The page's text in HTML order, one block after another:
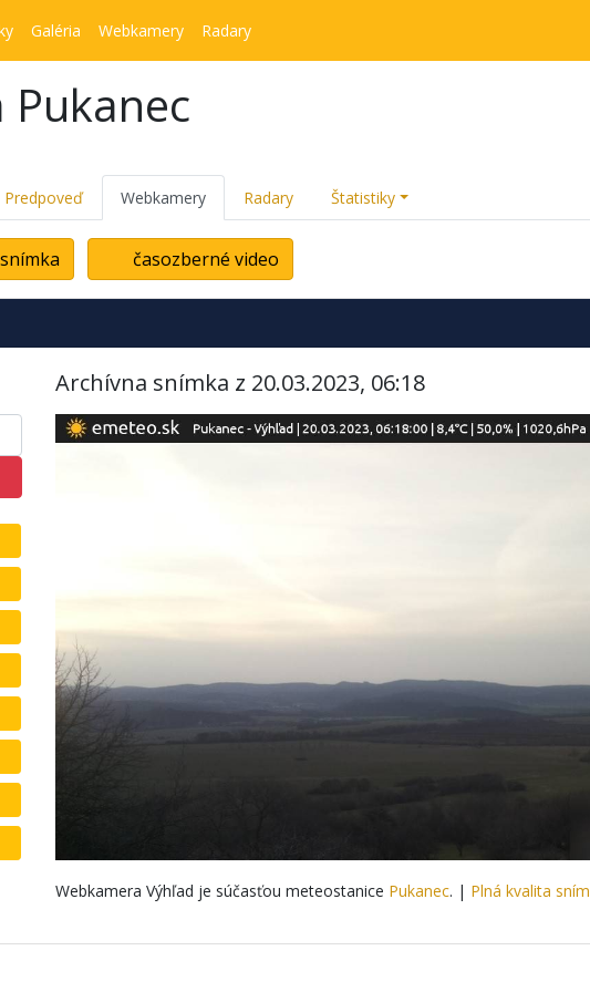
Galéria Webkamery Radary
Predpoveď Webkamery Radary Štatistiky
snímka časozberné video
Archívna snímka z 20.03.2023, 06:18
Webkamera Výhľad je súčasťou meteostanice Pukanec. | Plná kvalita